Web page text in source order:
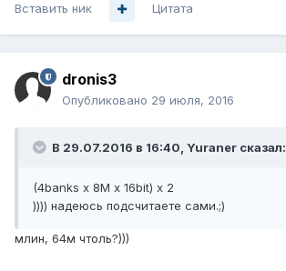
Вставить ник Цитата
dronis3
Опубликовано 29 июля, 2016
В 29.07.2016 в 16:40, Yuraner сказал:
(4banks x 8M x 16bit) x 2
)))) надеюсь подсчитаете сами.;)
млин, 64м чтоль?)))